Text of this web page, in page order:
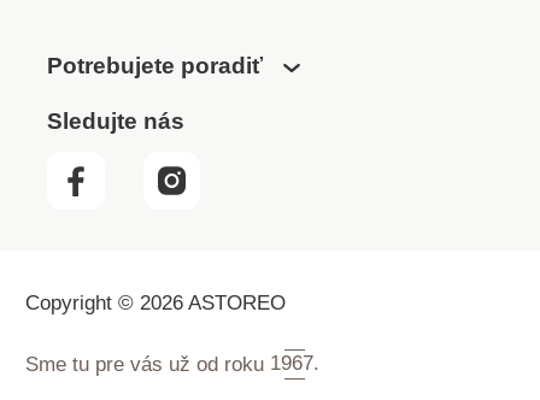
Potrebujete poradiť
Sledujte nás
Copyright © 2026 ASTOREO
Sme tu pre vás už od roku 1967.